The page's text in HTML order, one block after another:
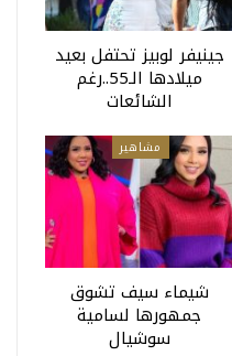
جينيفر لوبيز تحتفل بعيد
ميلادها الـ55..رغم
الشائعات
مشاهير
شيماء سيف تشوق
جمهورها لسامية
سوشيال